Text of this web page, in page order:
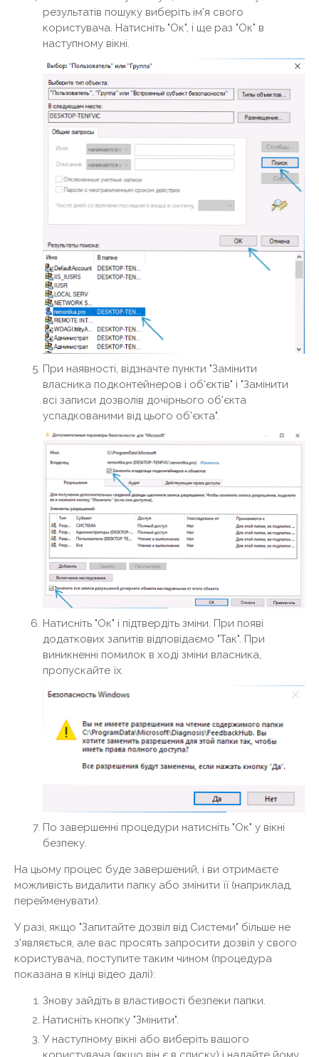
результатів пошуку виберіть ім'я свого
користувача. Натисніть "Ок", і ще раз "Ок" в
наступному вікні.
При наявності, відзначте пункти "Замінити
власника подконтейнеров і об'єктів" і "Замінити
всі записи дозволів дочірнього об'єкта
успадкованими від цього об'єкта".
Натисніть "Ок" і підтвердіть зміни. При появі
додаткових запитів відповідаємо "Так". При
виникненні помилок в ході зміни власника,
пропускайте їх.
По завершенні процедури натисніть "Ок" у вікні
безпеку.
На цьому процес буде завершений, і ви отримаєте
можливість видалити папку або змінити її (наприклад,
перейменувати).
У разі, якщо "Запитайте дозвіл від Системи" більше не
з'являється, але вас просять запросити дозвіл у свого
користувача, поступите таким чином (процедура
показана в кінці відео далі):
Знову зайдіть в властивості безпеки папки.
Натисніть кнопку "Змінити".
У наступному вікні або виберіть вашого